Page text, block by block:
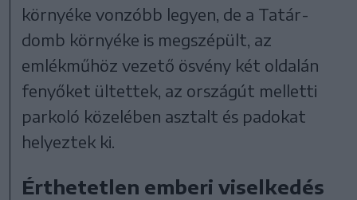
környéke vonzóbb legyen, de a Tatár-
domb környéke is megszépült, az
emlékműhöz vezető ösvény két oldalán
fenyőket ültettek, az országút melletti
parkoló közelében asztalt és padokat
helyeztek ki.
Érthetetlen emberi viselkedés